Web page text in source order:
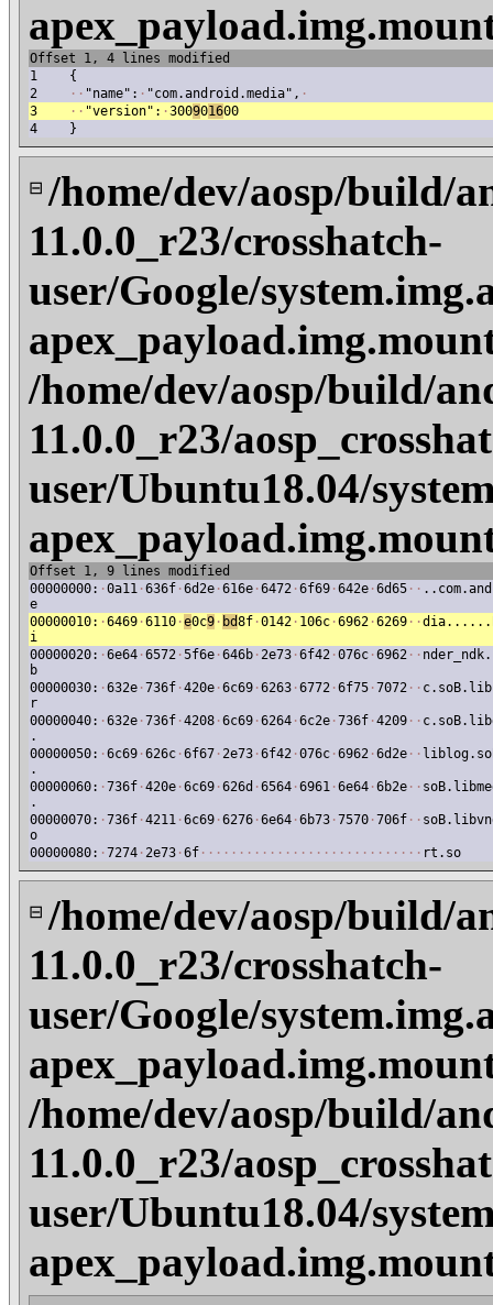
Offset 1, 4 lines modified
1
{
2
· · "name": · "com.android.media", ·
3
· · "version": ·300901600
4
}
⊟ /home/dev/aosp/build/
11.0.0_r23/crosshatch-
user/Google/
/home/dev/aosp/build/
11.0.0_r23/
user/Ubuntu18.04/
Offset 1, 9 lines modified
00000000: ·0a11 ·636f ·6d2e ·616e ·6472 ·6f69 ·642e ·6d65 · ·
e
00000010: ·6469 ·6110 ·e0c9 · bd8f ·0142 · 106c ·6962 ·6269 · ·
i
00000020: ·6e64 ·6572 ·5f6e ·646b ·2e73 ·6f42 ·076c ·6962 · ·
b
00000030: ·632e ·736f ·420e ·6c69 ·6263 ·6772 ·6f75 ·7072 · ·
r
00000040: ·632e ·736f ·4208 ·6c69 ·6264 ·6c2e ·736f ·4209 · ·
.
00000050: ·6c69 ·626c ·6f67 ·2e73 ·6f42 ·076c ·6962 ·6d2e · ·
.
00000060: ·736f ·420e ·6c69 ·626d ·6564 ·6961 ·6e64 ·6b2e · ·
.
00000070: ·736f ·4211 ·6c69 ·6276 ·6e64 ·6b73 ·7570 ·706f · ·
o
00000080: ·7274 ·2e73 ·6f · · · · · · · · · · · · · · · · · · · · · · · · · · · · · rt.so
⊟ /home/dev/aosp/build/
11.0.0_r23/crosshatch-
user/Google/
/home/dev/aosp/build/
11.0.0_r23/
user/Ubuntu18.04/